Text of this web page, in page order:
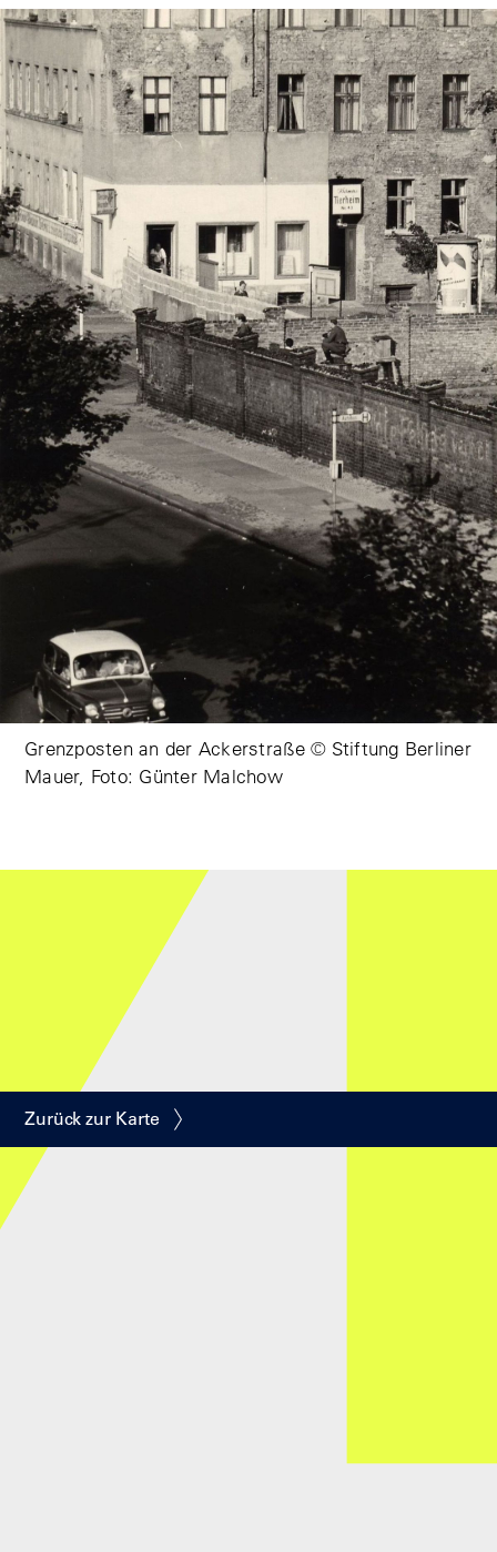
Grenzposten an der Ackerstraße © Stiftung Berliner
Mauer, Foto: Günter Malchow
Zurück zur Karte